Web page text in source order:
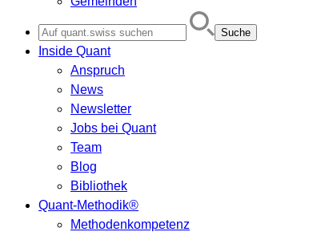
for:
Inside Quant
Anspruch
News
Newsletter
Jobs bei Quant
Team
Blog
Bibliothek
Quant-Methodik®
Methodenkompetenz